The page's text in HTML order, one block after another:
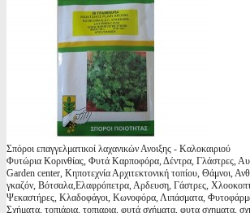
Σπόροι επαγγελματικοί λαχανικών Ανοιξης - Καλοκαιριού
Φυτώρια Κορινθίας, Φυτά Καρποφόρα, Δέντρα, Γλάστρες,
Garden center, Κηποτεχνία Αρχιτεκτονική τοπίου, Θάμνοι,
γκαζόν, Βότσαλα,Ελαφρόπετρα, Αρδευση, Γάστρες,
Ψεκαστήρες, Κλαδοφάγοι, Κωνοφόρα, Λιπάσματα,
Σχήματα, τοπιάρια, τοπιαρια, φυτά σχήματα, φυτα σχηματα,